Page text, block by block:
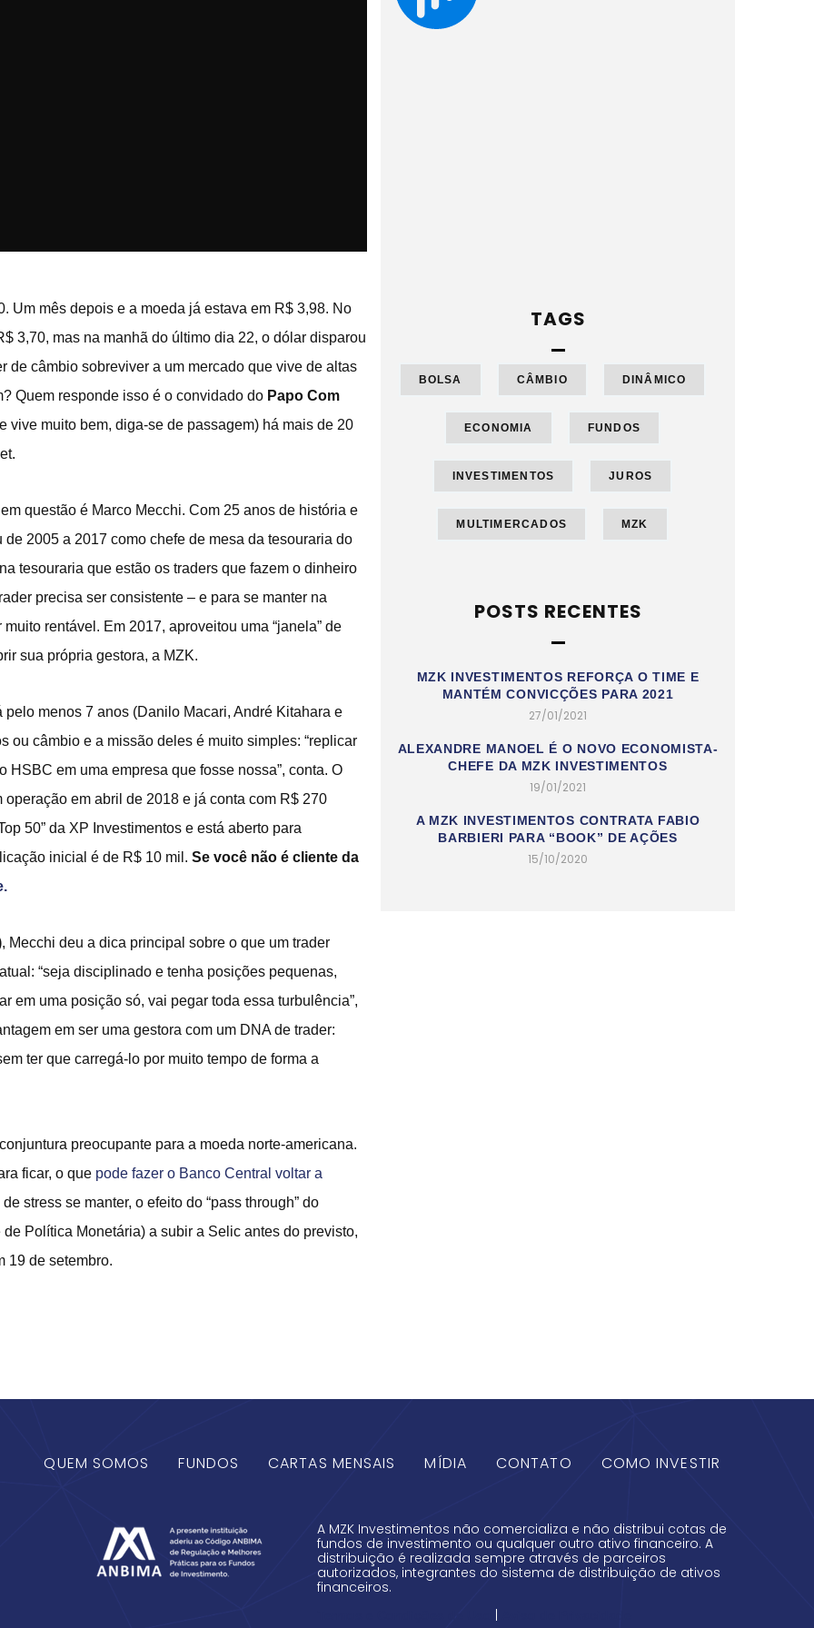
Um mês depois e a moeda já estava em R$ 3,98. No
3,70, mas na manhã do último dia 22, o dólar disparou
de câmbio sobreviver a um mercado que vive de altas
Quem responde isso é o convidado do Papo Com
vive muito bem, diga-se de passagem) há mais de 20
questão é Marco Mecchi. Com 25 anos de história e
2005 a 2017 como chefe de mesa da tesouraria do
tesouraria que estão os traders que fazem o dinheiro
precisa ser consistente – e para se manter na
rentável. Em 2017, aproveitou uma “janela” de
sua própria gestora, a MZK.
menos 7 anos (Danilo Macari, André Kitahara e
ou câmbio e a missão deles é muito simples: “replicar
em uma empresa que fosse nossa”, conta. O
em abril de 2018 e já conta com R$ 270
50” da XP Investimentos e está aberto para
inicial é de R$ 10 mil. Se você não é cliente da
, Mecchi deu a dica principal sobre o que um trader
“seja disciplinado e tenha posições pequenas,
em uma posição só, vai pegar toda essa turbulência”,
em ser uma gestora com um DNA de trader:
ter que carregá-lo por muito tempo de forma a
preocupante para a moeda norte-americana.
ficar, o que pode fazer o Banco Central voltar a
stress se manter, o efeito do “pass through” do
Política Monetária) a subir a Selic antes do previsto,
19 de setembro.
TAGS
BOLSA CÂMBIO DINÂMICO
ECONOMIA FUNDOS
INVESTIMENTOS JUROS
MULTIMERCADOS MZK
POSTS RECENTES
MZK INVESTIMENTOS REFORÇA O TIME E
MANTÉM CONVICÇÕES PARA 2021
27/01/2021
ALEXANDRE MANOEL É O NOVO ECONOMISTA-
CHEFE DA MZK INVESTIMENTOS
19/01/2021
A MZK INVESTIMENTOS CONTRATA FABIO
BARBIERI PARA “BOOK” DE AÇÕES
15/10/2020
QUEM SOMOS FUNDOS CARTAS MENSAIS MÍDIA CONTATO COMO INVESTIR
A MZK Investimentos não comercializa e não distribui cotas de
fundos de investimento ou qualquer outro ativo financeiro. A
distribuição é realizada sempre através de parceiros
autorizados, integrantes do sistema de distribuição de ativos
financeiros.